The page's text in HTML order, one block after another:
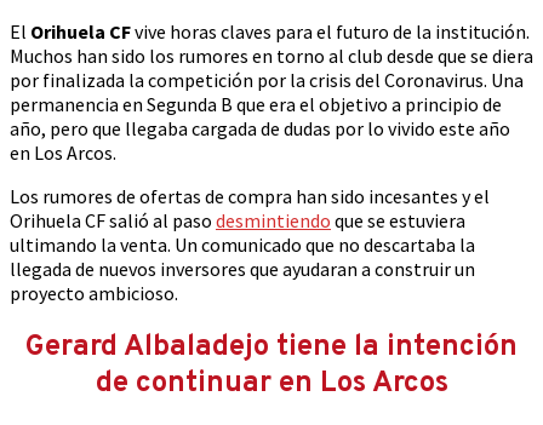
El Orihuela CFvive horas claves para el futuro de la institución.
Muchos han sido los rumores en torno al club desde que se diera
por finalizada la competición por la crisis del Coronavirus. Una
permanencia en Segunda B que era el objetivo a principio de
año, pero que llegaba cargada de dudas por lo vivido este año
en Los Arcos.
Los rumores de ofertas de compra han sido incesantes y el
Orihuela CF salió al paso desmintiendo que se estuviera
ultimando la venta. Un comunicado que no descartaba la
llegada de nuevos inversores que ayudaran a construir un
proyecto ambicioso.
Gerard Albaladejo tiene la intención
de continuar en Los Arcos